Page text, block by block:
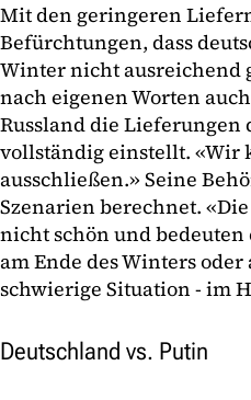
Mit den geringeren
Befürchtungen, dass
Winter nicht ausreichend
nach eigenen Worten
Russland die Lieferungen
vollständig einstellt. «Wir
ausschließen.» Seine
Szenarien berechnet.
nicht schön und bedeuten
am Ende des Winters oder
schwierige Situation - im
Deutschland vs. Putin